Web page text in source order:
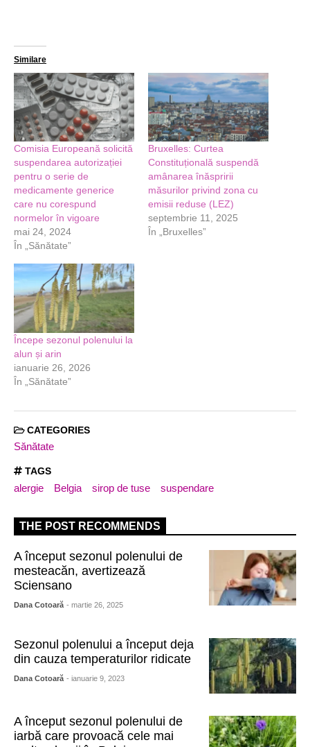
Similare
Comisia Europeană solicită
suspendarea autorizației
pentru o serie de
medicamente generice
care nu corespund
normelor în vigoare
mai 24, 2024
În „Sănătate”
Bruxelles: Curtea
Constituțională suspendă
amânarea înăspririi
măsurilor privind zona cu
emisii reduse (LEZ)
septembrie 11, 2025
În „Bruxelles”
Începe sezonul polenului la
alun și arin
ianuarie 26, 2026
În „Sănătate”
CATEGORIES
Sănătate
TAGS
alergie Belgia sirop de tuse suspendare
THE POST RECOMMENDS
A început sezonul polenului de
mesteacăn, avertizează
Sciensano
Dana Cotoară - martie 26, 2025
Sezonul polenului a început deja
din cauza temperaturilor ridicate
Dana Cotoară - ianuarie 9, 2023
A început sezonul polenului de
iarbă care provoacă cele mai